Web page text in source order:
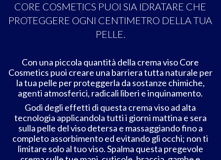
CORE COSMETICS PUOI SIA IDRATARE CHE
PROTEGGERE OGNI CENTIMETRO DELLA TUA
PELLE.
Con una piccola quantità della crema viso Core
Cosmetics puoi creare una barriera tutta naturale per
la tua pelle per proteggerla da sostanze chimiche,
agenti atmosferici, radicali liberi e inquinamento.
Godi degli effetti di questa crema viso ad alta
tecnologia applicandola tutti i giorni mattina e sera
sulla pelle del viso detersa e massaggiando fino a
completo assorbimento ed evitando gli occhi; non ti
limitare solo al tuo viso. Spalma questa pregevole